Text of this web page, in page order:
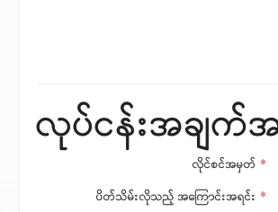
လုပ်ငန်းအချ
လိုင်စင်အမှတ် *
ပိတ်သိမ်းလိုသည့် အကြောင်းအရင်း *